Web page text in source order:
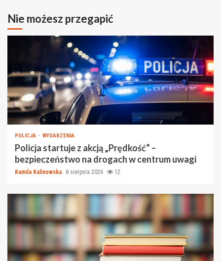
Nie możesz przegapić
POLICJA WYDARZENIA
Policja startuje z akcją „Prędkość” –
bezpieczeństwo na drogach w centrum uwagi
Kamila Kalinowska 8 sierpnia 2026 12